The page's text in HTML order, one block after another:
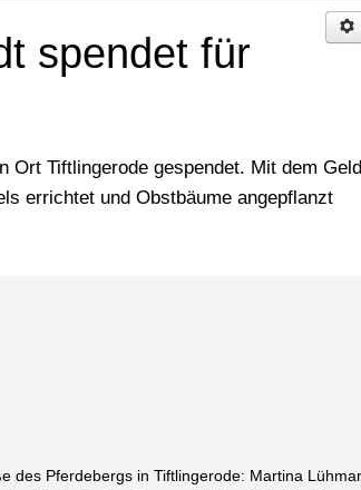
spendet für
Ort Tiftlingerode gespendet. Mit dem Geld
errichtet und Obstbäume angepflanzt